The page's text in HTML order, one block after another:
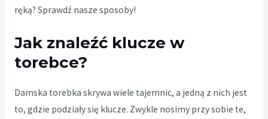
ręką? Sprawdź nasze sposoby!
Jak znaleźć klucze w
torebce?
Damska torebka skrywa wiele tajemnic, a jedną z nich jest
to, gdzie podziały się klucze. Zwykle nosimy przy sobie te,